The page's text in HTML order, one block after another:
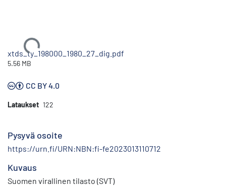
Ladataan...
xtds_ty_198000_1980_27_dig.pdf
5.56 MB
CC BY 4.0
Lataukset 122
Pysyvä osoite
https://urn.fi/URN:NBN:fi-fe2023013110712
Kuvaus
Suomen virallinen tilasto (SVT)